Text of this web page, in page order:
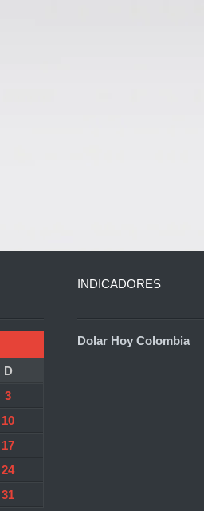
D
3
10
17
24
31
INDICADORES
Dolar Hoy Colombia